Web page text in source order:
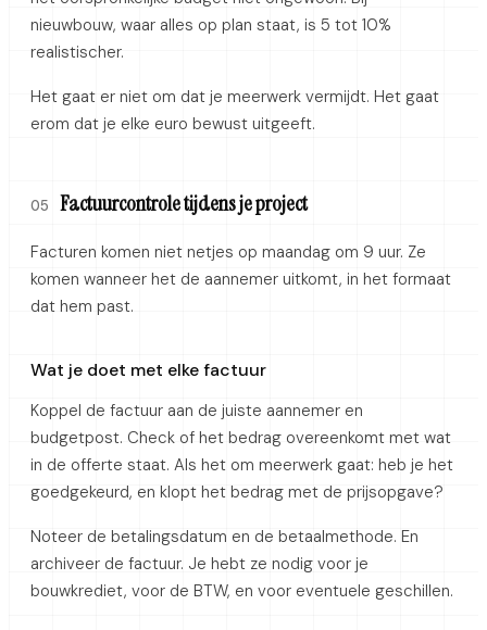
nieuwbouw, waar alles op plan staat, is 5 tot 10%
realistischer.
Het gaat er niet om dat je meerwerk vermijdt. Het gaat
erom dat je elke euro bewust uitgeeft.
05 Factuurcontrole tijdens je project
Facturen komen niet netjes op maandag om 9 uur. Ze
komen wanneer het de aannemer uitkomt, in het formaat
dat hem past.
Wat je doet met elke factuur
Koppel de factuur aan de juiste aannemer en
budgetpost. Check of het bedrag overeenkomt met wat
in de offerte staat. Als het om meerwerk gaat: heb je het
goedgekeurd, en klopt het bedrag met de prijsopgave?
Noteer de betalingsdatum en de betaalmethode. En
archiveer de factuur. Je hebt ze nodig voor je
bouwkrediet, voor de BTW, en voor eventuele geschillen.